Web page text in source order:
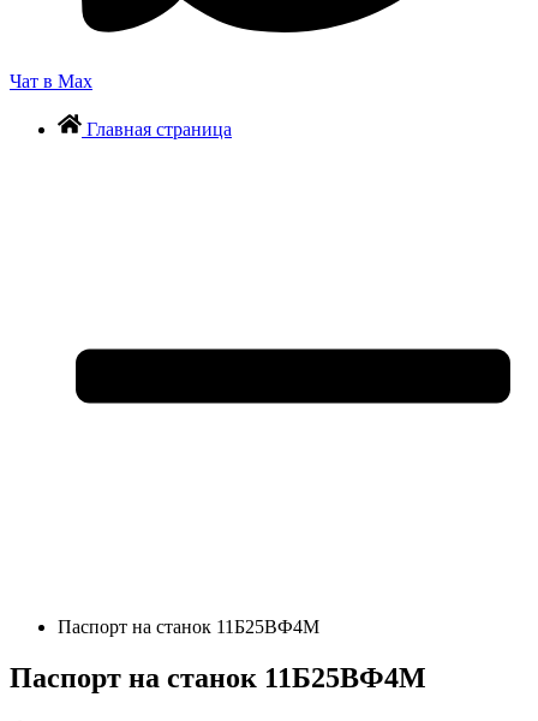
Чат в Max
Главная страница
Паспорт на станок 11Б25ВФ4М
Паспорт на станок 11Б25ВФ4М